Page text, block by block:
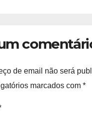
de email não será
marcados com *